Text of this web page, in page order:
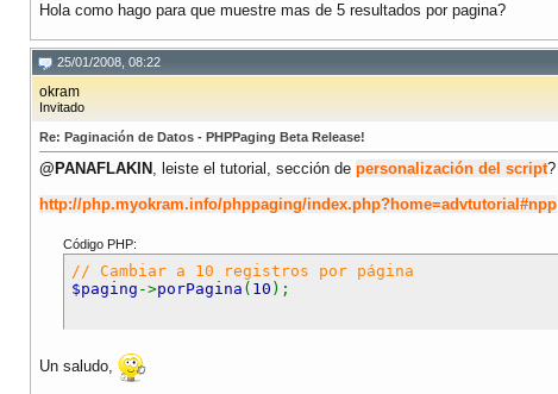
Hola como hago para que muestre mas de 5 resultados por pagina?
25/01/2008, 08:22
okram
Invitado
Re: Paginación de Datos - PHPPaging Beta Release!
@PANAFLAKIN , leiste el tutorial, sección de personalización del script?
http://php.myokram.info/phppaging/index.php?home=advtutorial#npp
Código PHP:
// Cambiar a 10 registros por página
$paging ->porPagina ( 10 );
Un saludo,